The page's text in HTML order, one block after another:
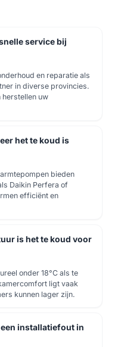
service bij
en reparatie als
in diverse provincies.
herstellen uw
het te koud is
bieden
Daikin Perfera of
efficiënt en
is het te koud voor
onder 18°C als te
ligt vaak
kunnen lager zijn.
installatiefout in